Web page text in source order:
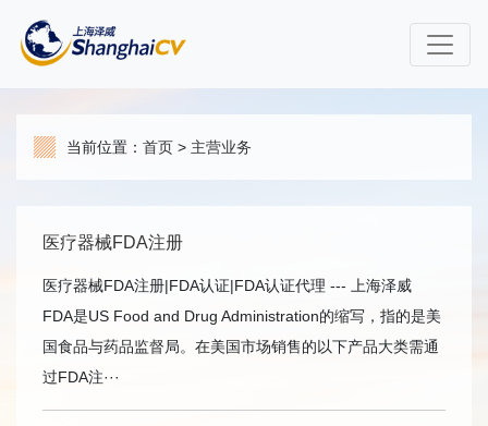
当前位置： 首页 > 主营业务
医疗器械FDA注册
医疗器械FDA注册|FDA认证|FDA认证代理 --- 上海泽威
FDA是US Food and Drug Administration的缩写，指的是美
国食品与药品监督局。在美国市场销售的以下产品大类需通
过FDA注···